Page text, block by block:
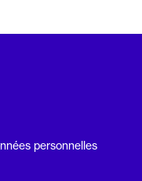
personnelles